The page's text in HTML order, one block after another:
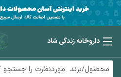
داروخانه زندگی شاد